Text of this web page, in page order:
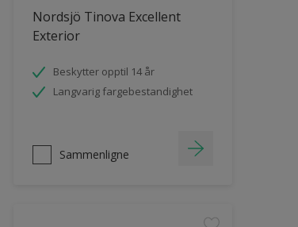
Nordsjö Tinova Excellent
Exterior
Beskytter opptil 14 år
Langvarig fargebestandighet
Sammenligne